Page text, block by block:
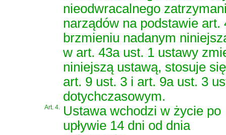
nieodwracalnego
narządów na podstawie
brzmieniu nadanym
w art. 43a ust. 1 ustawy
niniejszą ustawą, stosuje
art. 9 ust. 3 i art. 9a ust. 3
dotychczasowym.
Art. 4. Ustawa wchodzi w życie po
upływie 14 dni od dnia